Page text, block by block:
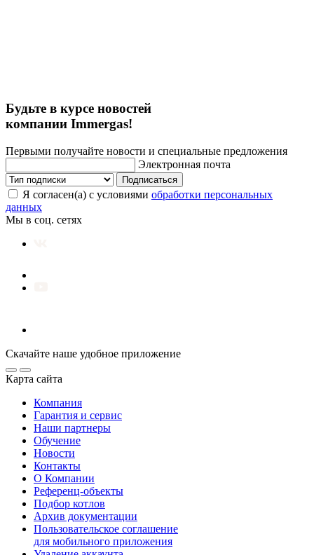
Будьте в курсе новостей
компании Immergas!
Первыми получайте новости и специальные предложения
Электронная почта
Подписаться
Я согласен(а) с условиями обработки персональных
данных
Мы в соц. сетях
Скачайте наше удобное приложение
Карта сайта
Компания
Гарантия и сервис
Наши партнеры
Обучение
Новости
Контакты
О Компании
Референц-объекты
Подбор котлов
Архив документации
Пользовательское соглашение
для мобильного приложения